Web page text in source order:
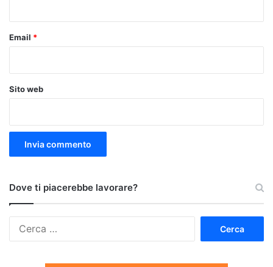
Email *
Sito web
Dove ti piacerebbe lavorare?